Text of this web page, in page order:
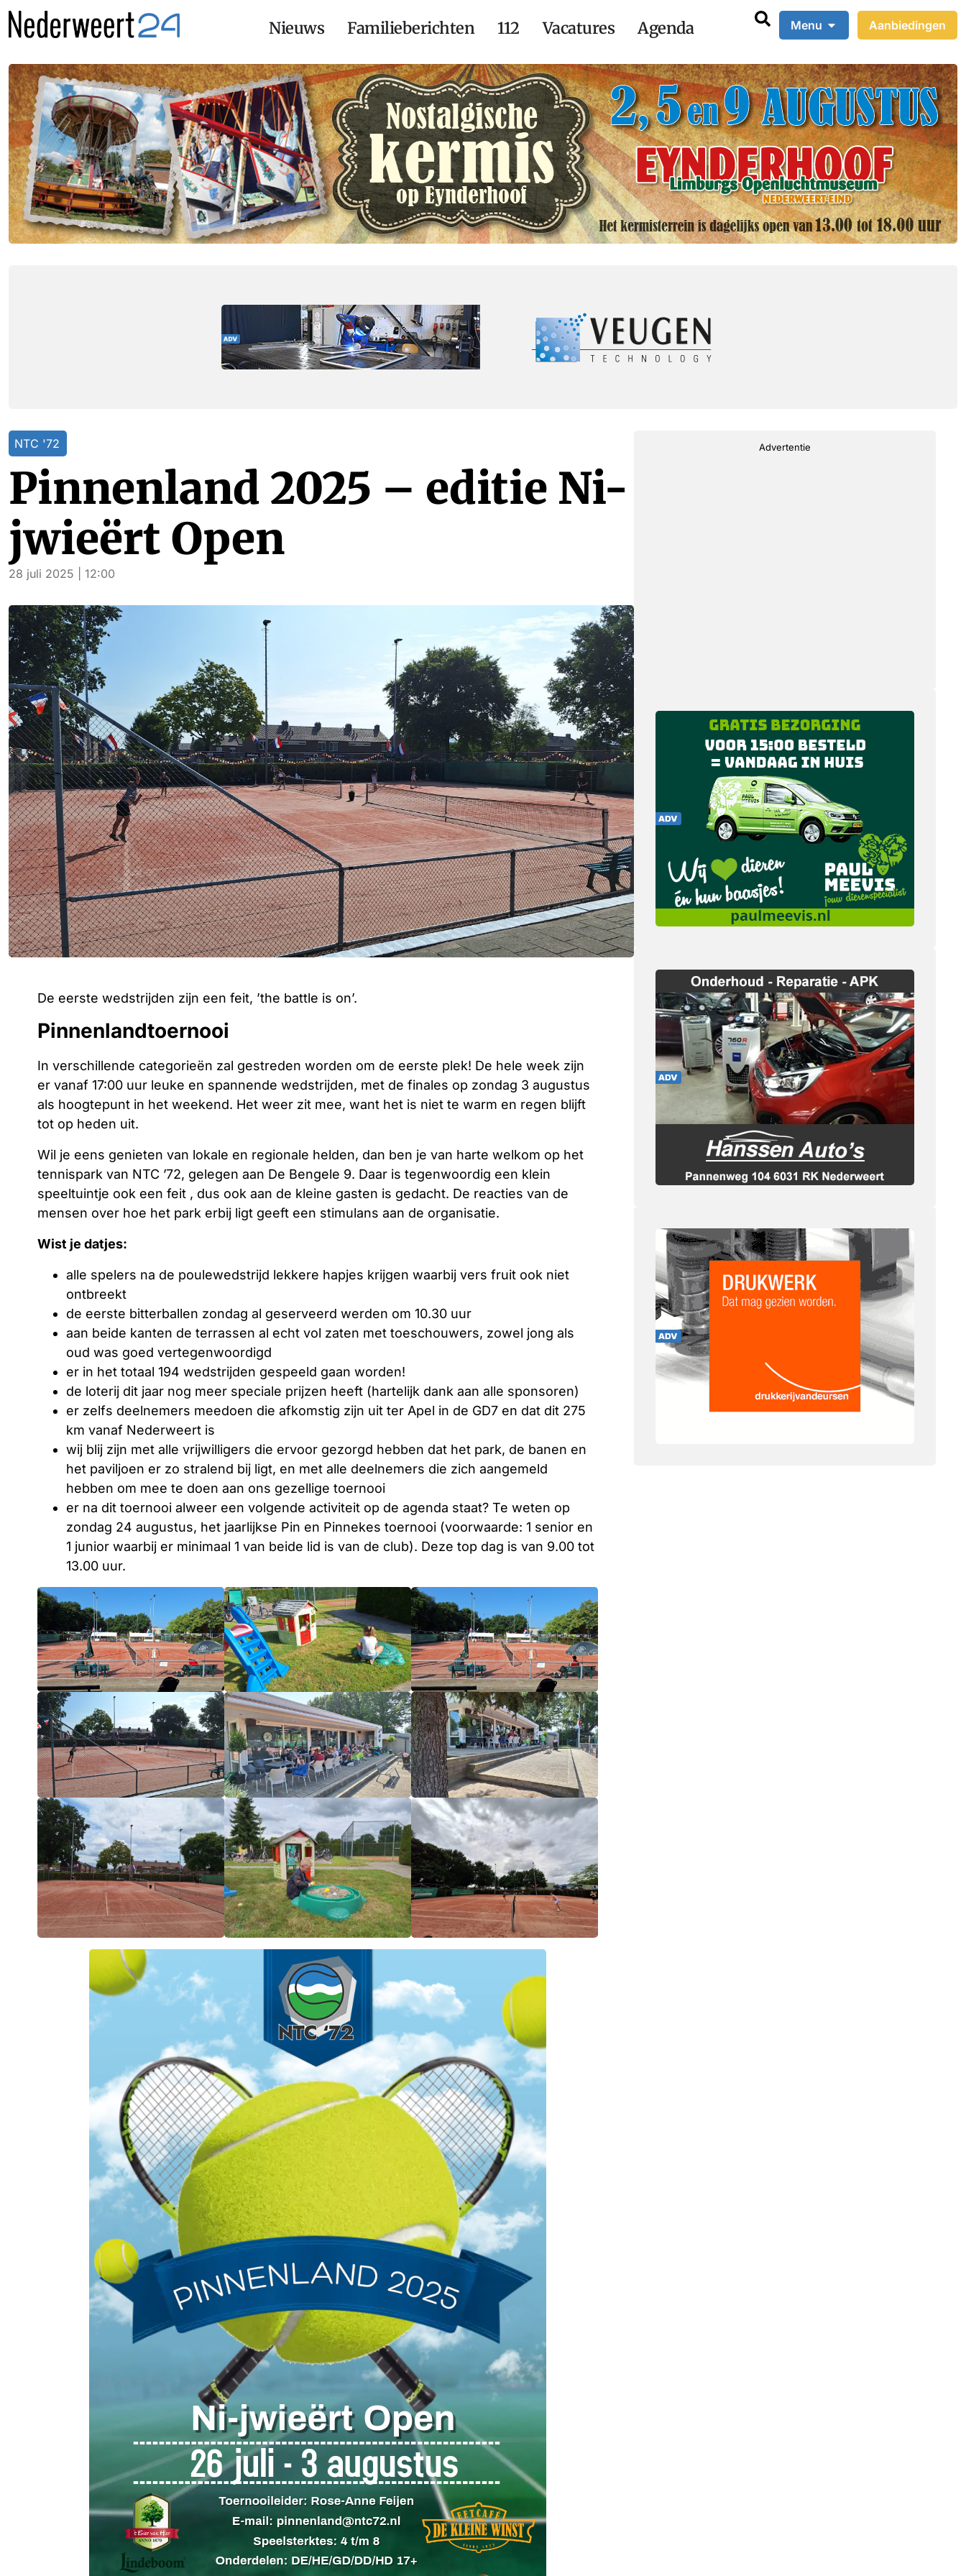
Nieuws Familieberichten 112 Vacatures Agenda Menu Aanbiedingen
NTC '72
Pinnenland 2025 – editie Ni-
jwieërt Open
28 juli 2025 | 12:00
De eerste wedstrijden zijn een feit, ’the battle is on’.
Pinnenlandtoernooi
In verschillende categorieën zal gestreden worden om de eerste plek! De hele week zijn
er vanaf 17:00 uur leuke en spannende wedstrijden, met de finales op zondag 3 augustus
als hoogtepunt in het weekend. Het weer zit mee, want het is niet te warm en regen blijft
tot op heden uit.
Wil je eens genieten van lokale en regionale helden, dan ben je van harte welkom op het
tennispark van NTC ’72, gelegen aan De Bengele 9. Daar is tegenwoordig een klein
speeltuintje ook een feit , dus ook aan de kleine gasten is gedacht. De reacties van de
mensen over hoe het park erbij ligt geeft een stimulans aan de organisatie.
Wist je datjes:
alle spelers na de poulewedstrijd lekkere hapjes krijgen waarbij vers fruit ook niet
ontbreekt
de eerste bitterballen zondag al geserveerd werden om 10.30 uur
aan beide kanten de terrassen al echt vol zaten met toeschouwers, zowel jong als
oud was goed vertegenwoordigd
er in het totaal 194 wedstrijden gespeeld gaan worden!
de loterij dit jaar nog meer speciale prijzen heeft (hartelijk dank aan alle sponsoren)
er zelfs deelnemers meedoen die afkomstig zijn uit ter Apel in de GD7 en dat dit 275
km vanaf Nederweert is
wij blij zijn met alle vrijwilligers die ervoor gezorgd hebben dat het park, de banen en
het paviljoen er zo stralend bij ligt, en met alle deelnemers die zich aangemeld
hebben om mee te doen aan ons gezellige toernooi
er na dit toernooi alweer een volgende activiteit op de agenda staat? Te weten op
zondag 24 augustus, het jaarlijkse Pin en Pinnekes toernooi (voorwaarde: 1 senior en
1 junior waarbij er minimaal 1 van beide lid is van de club). Deze top dag is van 9.00 tot
13.00 uur.
Advertentie